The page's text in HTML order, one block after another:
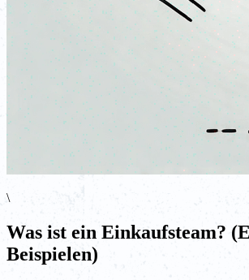
\
Was ist ein Einkaufsteam?
Beispielen)